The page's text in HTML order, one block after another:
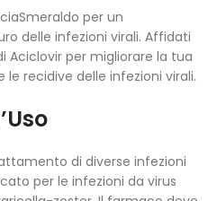
per un
delle infezioni virali. Affidati
per migliorare la tua
recidive delle infezioni virali.
di diverse infezioni
per le infezioni da virus